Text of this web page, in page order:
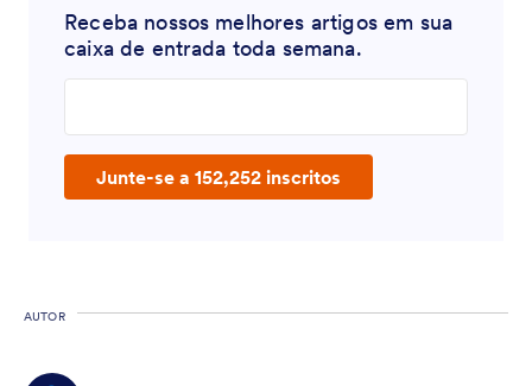
Receba nossos melhores artigos em sua
caixa de entrada toda semana.
Junte-se a 152,252 inscritos
AUTOR